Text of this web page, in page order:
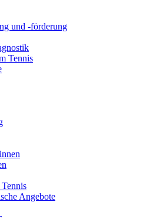
und -förderung
Tennis
Angebote